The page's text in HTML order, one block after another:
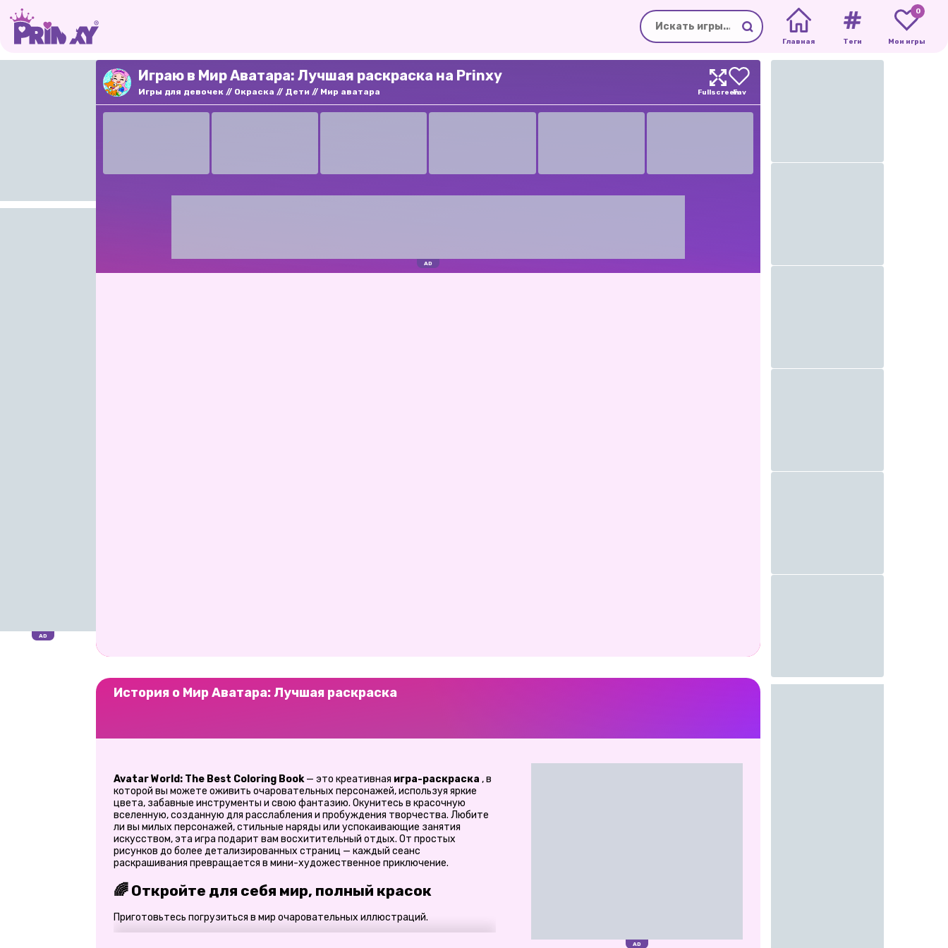
Главная Теги
0
Мои игры
Играю в Мир Аватара: Лучшая раскраска на Prinxy
Игры для девочек Окраска Дети Мир аватара
История о Мир Аватара: Лучшая раскраска
Avatar World: The Best Coloring Book— это креативная игра-раскраска , в
которой вы можете оживить очаровательных персонажей, используя яркие
цвета, забавные инструменты и свою фантазию. Окунитесь в красочную
вселенную, созданную для расслабления и пробуждения творчества. Любите
ли вы милых персонажей, стильные наряды или успокаивающие занятия
искусством, эта игра подарит вам восхитительный отдых. От простых
рисунков до более детализированных страниц — каждый сеанс
раскрашивания превращается в мини-художественное приключение.
🌈 Откройте для себя мир, полный красок
Приготовьтесь погрузиться в мир очаровательных иллюстраций.